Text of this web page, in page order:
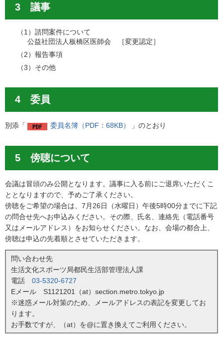
3 議事
（1）諮問案件について
公益社団法人板橋区医師会 ［変更認定］
（2）報告事項
（3）その他
4 委員
別添「 委員名簿（PDF：68KB） 」のとおり
5 傍聴について
会議は冒頭のみ公開となります。議事に入る前にご退席いただくこ
ととなりますので、予めご了承ください。
傍聴をご希望の場合は、7月26日（水曜日）午後5時00分までに下記
の問合せ先へお申込みください。その際、氏名、連絡先（電話番号
又はメールアドレス）をお知らせください。なお、会場の都合上、
傍聴は申込の先着順とさせていただきます。
問い合わせ先
生活文化スポーツ局都民生活部管理法人課
電話 03-5320-6727
Eメール S1121201（at）section.metro.tokyo.jp
※迷惑メール対策のため、メールアドレスの表記を変更してお
ります。
お手数ですが、（at）を@に置き換えてご利用ください。